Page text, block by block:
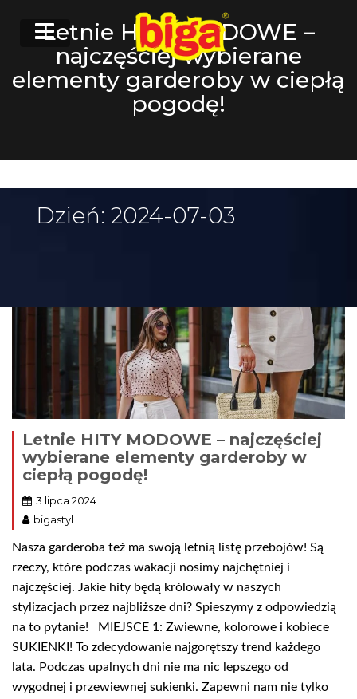
Letnie HITY MODOWE –
najczęściej wybierane
elementy garderoby w ciepłą
pogodę!
Dzień: 2024-07-03
Letnie HITY MODOWE – najczęściej
wybierane elementy garderoby w
ciepłą pogodę!
3 lipca 2024
bigastyl
Nasza garderoba też ma swoją letnią listę przebojów! Są
rzeczy, które podczas wakacji nosimy najchętniej i
najczęściej. Jakie hity będą królowały w naszych
stylizacjach przez najbliższe dni? Spieszymy z odpowiedzią
na to pytanie! MIEJSCE 1: Zwiewne, kolorowe i kobiece
SUKIENKI! To zdecydowanie najgorętszy trend każdego
lata. Podczas upalnych dni nie ma nic lepszego od
wygodnej i przewiewnej sukienki. Zapewni nam nie tylko